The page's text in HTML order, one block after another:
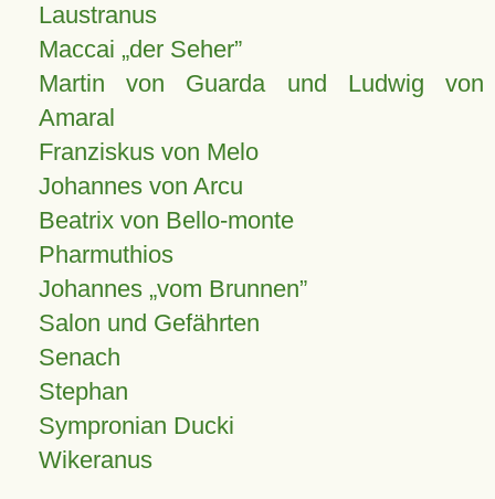
Laustranus
Maccai „der Seher”
Martin von Guarda und Ludwig von
Amaral
Franziskus von Melo
Johannes von Arcu
Beatrix von Bello-monte
Pharmuthios
Johannes vom Brunnen
Salon und Gefährten
Senach
Stephan
Sympronian Ducki
Wikeranus